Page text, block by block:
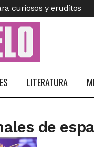
curiosos y eruditos
LITERATURA
de